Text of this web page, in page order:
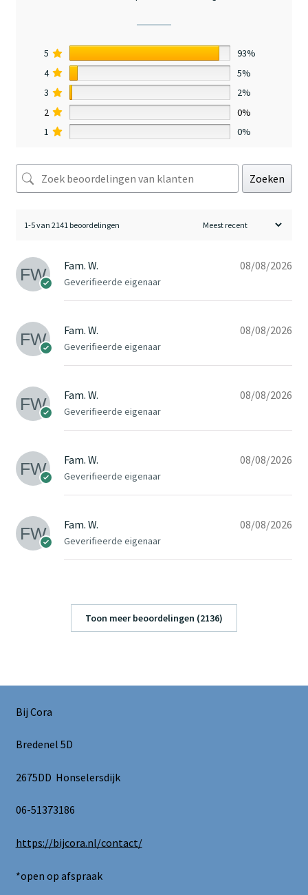
5
93%
4
5%
3
2%
2
0%
1
0%
Zoeken
1-5 van 2141 beoordelingen
Fam. W.
Geverifieerde eigenaar
08/08/2026
Fam. W.
Geverifieerde eigenaar
08/08/2026
Fam. W.
Geverifieerde eigenaar
08/08/2026
Fam. W.
Geverifieerde eigenaar
08/08/2026
Fam. W.
Geverifieerde eigenaar
08/08/2026
Toon meer beoordelingen (2136)
Bij Cora
Bredenel 5D
2675DD Honselersdijk
06-51373186
https://bijcora.nl/contact/
*open op afspraak